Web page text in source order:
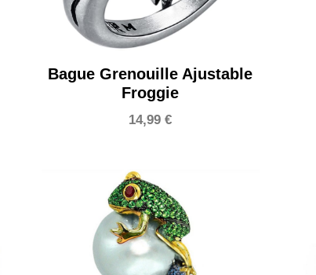
Bague Grenouille Ajustable
Froggie
14,99€